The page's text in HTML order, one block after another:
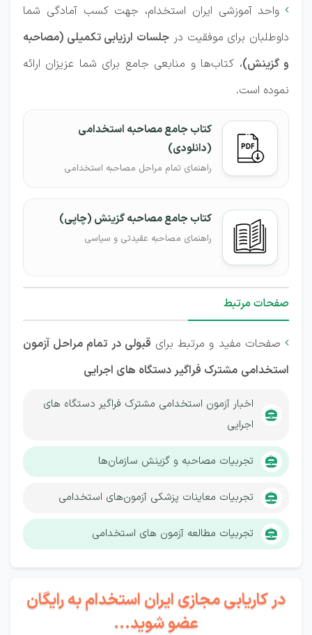
 واحد آموزشی ایران استخدام، جهت کسب آمادگی شما
داوطلبان برای موفقیت در جلسات ارزیابی تکمیلی (مصاحبه
و گزینش)، کتاب‌ها و منابعی جامع برای شما عزیزان ارائه
نموده است.
کتاب جامع مصاحبه استخدامی
(دانلودی)
راهنمای تمام مراحل مصاحبه استخدامی
کتاب جامع مصاحبه گزینش (چاپی)
راهنمای مصاحبه عقیدتی و سیاسی
صفحات مرتبط
صفحات مفید و مرتبط برای قبولی در تمام مراحل آزمون
استخدامی مشترک فراگیر دستگاه های اجرایی
اخبار آزمون استخدامی مشترک فراگیر دستگاه های
اجرایی
تجربیات مصاحبه و گزینش سازمان‌ها
تجربیات معاینات پزشکی آزمون‌های استخدامی
تجربیات مطالعه آزمون های استخدامی
در کاریابی مجازی ایران استخدام به رایگان
عضو شوید...